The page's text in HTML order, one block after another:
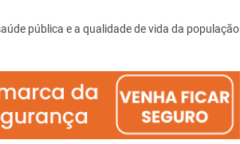
pública e a qualidade de vida da população